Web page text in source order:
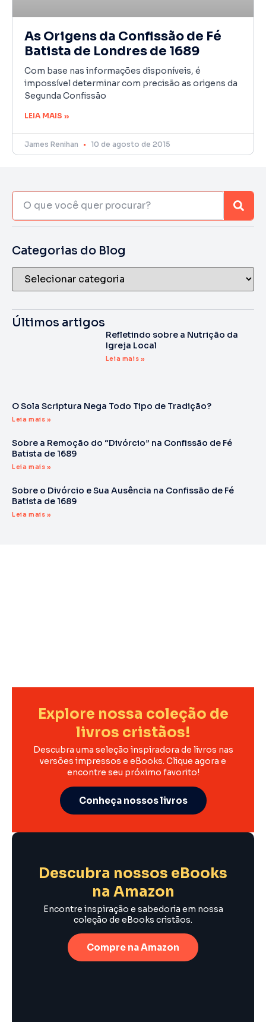
As Origens da Confissão de Fé
Batista de Londres de 1689
Com base nas informações disponíveis, é
impossível determinar com precisão as origens da
Segunda Confissão
LEIA MAIS »
James Renihan 10 de agosto de 2015
Categorias do Blog
Últimos artigos
Refletindo sobre a Nutrição da
Igreja Local
Leia mais »
O Sola Scriptura Nega Todo Tipo de Tradição?
Leia mais »
Sobre a Remoção do “Divórcio” na Confissão de Fé
Batista de 1689
Leia mais »
Sobre o Divórcio e Sua Ausência na Confissão de Fé
Batista de 1689
Leia mais »
Explore nossa coleção de
livros cristãos!
Descubra uma seleção inspiradora de livros nas
versões impressos e eBooks. Clique agora e
encontre seu próximo favorito!
Conheça nossos livros
Descubra nossos eBooks
na Amazon
Encontre inspiração e sabedoria em nossa
coleção de eBooks cristãos.
Compre na Amazon